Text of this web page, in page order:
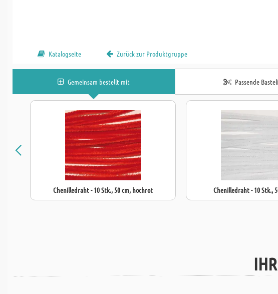
Katalogseite Zurück zur Produktgruppe
Gemeinsam bestellt mit Passende
Chenilledraht - 10 Stk., 50 cm, hochrot Chenilledraht - 10 Stk.,